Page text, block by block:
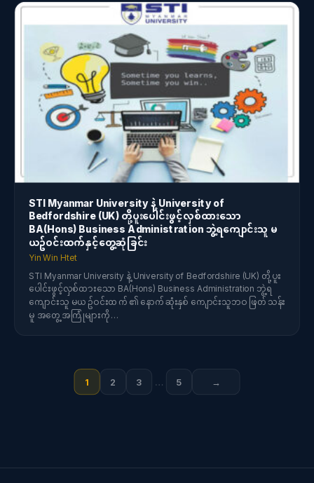
STI Myanmar University နဲ့ University of
Bedfordshire (UK) တို့ပူးပေါင်းဖွင့်လှစ်ထားသော
BA(Hons) Business Administration ဘွဲ့ရကျောင်းသူ မ
ယဥ်ဝင်းထက်နှင့်တွေ့ဆုံခြင်း
Yin Win Htet
STI Myanmar University နဲ့ University of Bedfordshire (UK) တို့ပူး
ပေါင်းဖွင့်လှစ်ထားသော BA(Hons) Business Administration ဘွဲ့ရ
ကျောင်းသူ မယဥ်ဝင်းထက်၏ နောက်ဆုံးနှစ် ကျောင်းသူဘဝ ဖြတ်သန်း
မူ အတွေ့အကြုံများကို…
Posts
pagination
1 2 3 … 5 →